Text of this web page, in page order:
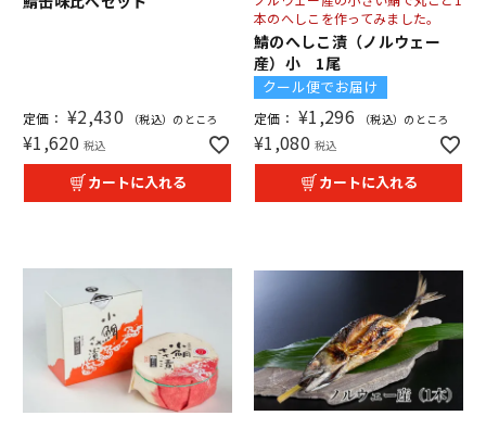
定価： ¥2,430 （税込）のところ
¥1,620 税込
カートに入れる
本のへしこを作ってみました。
鯖のへしこ漬（ノルウェー
産）小 1尾
クール便でお届け
定価： ¥1,296 （税込）のところ
¥1,080 税込
カートに入れる